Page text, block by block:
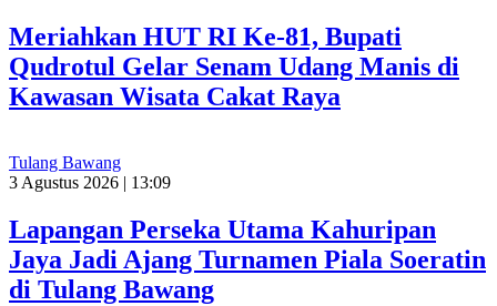
Meriahkan HUT RI Ke-81, Bupati
Qudrotul Gelar Senam Udang Manis di
Kawasan Wisata Cakat Raya
Tulang Bawang
3 Agustus 2026 | 13:09
Lapangan Perseka Utama Kahuripan
Jaya Jadi Ajang Turnamen Piala Soeratin
di Tulang Bawang